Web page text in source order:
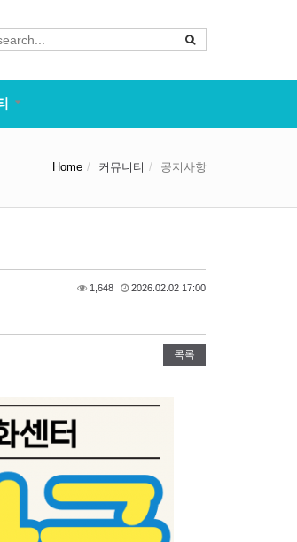
Home 커뮤니티 공지사항
1,648 2026.02.02 17:00
목록